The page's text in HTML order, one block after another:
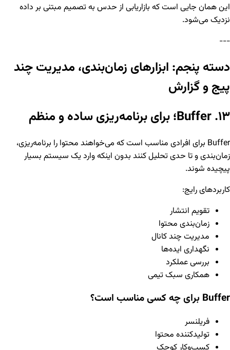
این همان جایی است که بازاریابی از حدس به تصمیم مبتنی بر داده
نزدیک می‌شود.
---
دسته پنجم: ابزارهای زمان‌بندی، مدیریت چند
پیج و گزارش
۱۳. Buffer؛ برای برنامه‌ریزی ساده و منظم
Buffer برای افرادی مناسب است که می‌خواهند محتوا را برنامه‌ریزی،
زمان‌بندی و تا حدی تحلیل کنند بدون اینکه وارد یک سیستم بسیار
پیچیده شوند.
کاربردهای رایج:
تقویم انتشار
زمان‌بندی محتوا
مدیریت چند کانال
نگهداری ایده‌ها
بررسی عملکرد
همکاری سبک تیمی
Buffer برای چه کسی مناسب است؟
فریلنسر
تولیدکننده محتوا